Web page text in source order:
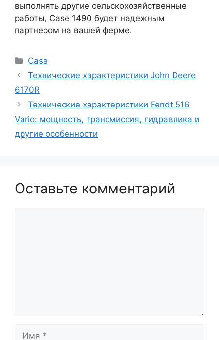
выполнять другие сельскохозяйственные
работы, Case 1490 будет надежным
партнером на вашей ферме.
Рубрики
Case
Технические характеристики John Deere
6170R
Технические характеристики Fendt 516
Vario: мощность, трансмиссия, гидравлика и
другие особенности
Оставьте комментарий